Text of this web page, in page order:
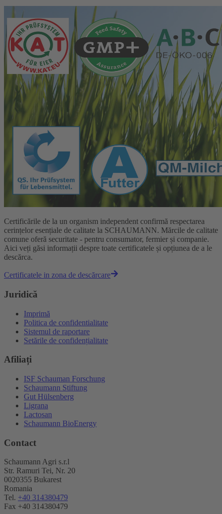
Certificările de la un organism independent confirmă respectarea
cerințelor esențiale de calitate la SCHAUMANN. Mărcile de calitate
comune oferă securitate - pentru consumator, fermier și companie.
Aici veți găsi informații despre toate certificatele și opțiunea de a le
descărca.
Certificatele in zona de descărcare
Juridică
Imprimă
Politica de confidentialitate
Sistemul de raportare
Setările de confidențialitate
Afiliați
ISF Schauman Forschung
Schaumann Stiftung
Gut Hülsenberg
Ligrana
Lactosan
Schaumann BioEnergy
Contact
Schaumann Agri s.r.l
Str. Ramuri Tei, Nr. 20
0020355 Bukarest
Romania
Tel. +40 314380479
Fax +40 314380479